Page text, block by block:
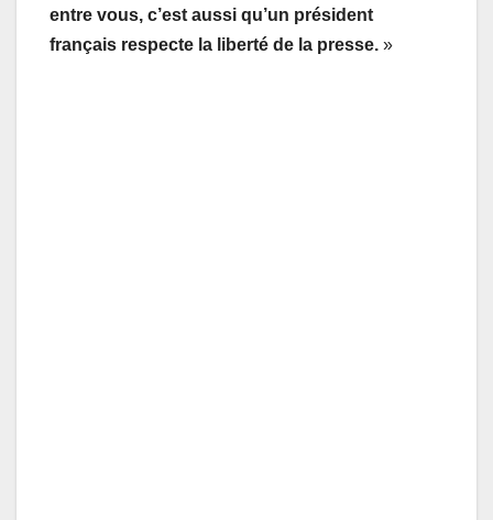
entre vous, c’est aussi qu’un président
français respecte la liberté de la presse. »